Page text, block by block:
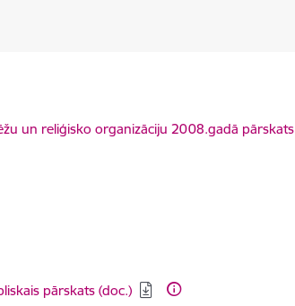
un reliģisko organizāciju 2008.gadā pārskats
pārskats (doc.)